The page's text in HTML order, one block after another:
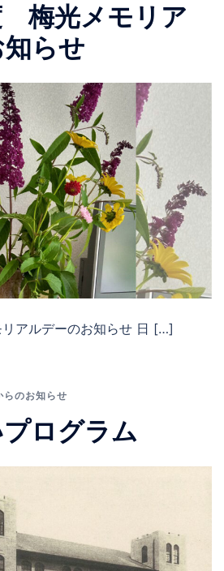
梅光メモリア
らせ
アルデーのお知らせ 日 […]
らのお知らせ
ログラム